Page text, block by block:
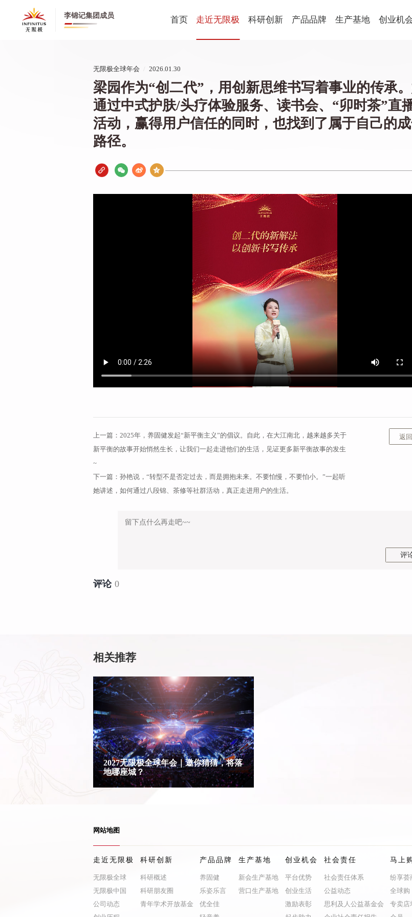
李锦记集团成员 首页 走近无限极
公司动态
创业历程
健康养生
科研创新
青年学术开放基金
产品品牌
轻意养
美妆
萃雅 心维雅
植雅 享优乐
帮得佳
生产基地 创业机
激励表彰
起步助力
从业规范
无限极全球年会 2026.01.30
梁园作为“创二代”，用创新思维书写着事业的传承
通过中式护肤/头疗体验服务、读书会、“卯时茶”直
活动，赢得用户信任的同时，也找到了属于自己的
路径。
上一篇： 2025年，养固健发起“新平衡主义”的倡议。自此，在大江南北，越来越多关于
新平衡的故事开始悄然生长，让我们一起走进他们的生活，见证更多新平衡故事的发生
~
下一篇： 孙艳说，“转型不是否定过去，而是拥抱未来。不要怕慢，不要怕小。”一起听
她讲述，如何通过八段锦、茶修等社群活动，真正走进用户的生活。
返
评
评论 0
相关推荐
2027无限极全球年会｜邀你猜猜，将落
地哪座城？
网站地图
走近无限极
无限极全球
无限极中国
公司动态
科研创新
科研概述
科研朋友圈
青年学术开放基金
产品品牌
养固健
乐姿乐言
优全佳
生产基地
新会生产基地
营口生产基地
创业机会
平台优势
创业生活
激励表彰
社会责任
社会责任体系
公益动态
思利及人公益基金会
马上
纷享荟
全球购
专卖店